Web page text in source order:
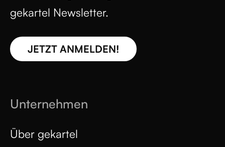
gekartel Newsletter.
JETZT ANMELDEN!
Unternehmen
Über gekartel